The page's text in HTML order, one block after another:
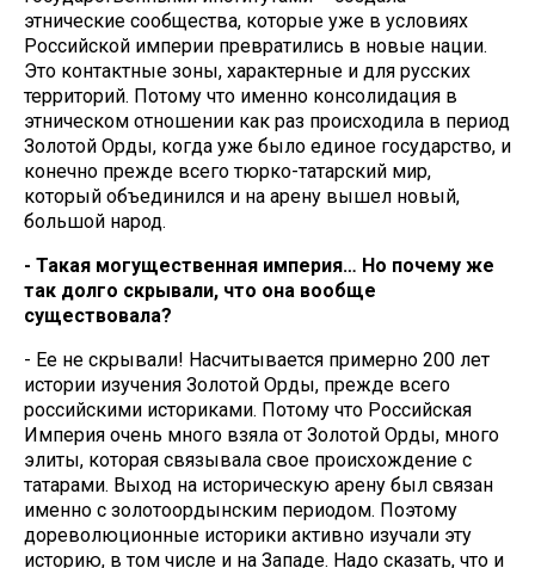
этнические сообщества, которые уже в условиях
Российской империи превратились в новые нации.
Это контактные зоны, характерные и для русских
территорий. Потому что именно консолидация в
этническом отношении как раз происходила в период
Золотой Орды, когда уже было единое государство, и
конечно прежде всего тюрко-татарский мир,
который объединился и на арену вышел новый,
большой народ.
- Такая могущественная империя… Но почему же
так долго скрывали, что она вообще
существовала?
- Ее не скрывали! Насчитывается примерно 200 лет
истории изучения Золотой Орды, прежде всего
российскими историками. Потому что Российская
Империя очень много взяла от Золотой Орды, много
элиты, которая связывала свое происхождение с
татарами. Выход на историческую арену был связан
именно с золотоордынским периодом. Поэтому
дореволюционные историки активно изучали эту
историю, в том числе и на Западе. Надо сказать, что и